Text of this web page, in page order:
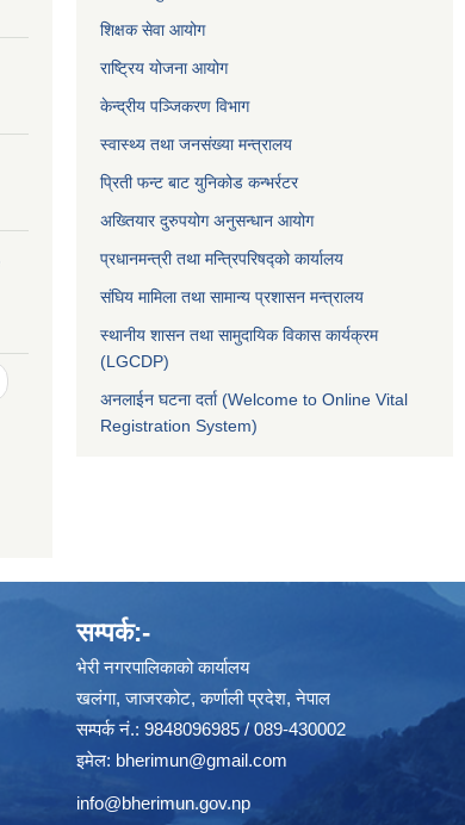
शिक्षक सेवा आयोग
राष्ट्रिय योजना आयोग
केन्द्रीय पञ्जिकरण विभाग
स्वास्थ्य तथा जनसंख्या मन्त्रालय
प्रिती फन्ट बाट युनिकोड कन्भर्रटर
अख्तियार दुरुपयोग अनुसन्धान आयोग
प्रधानमन्त्री तथा मन्त्रिपरिषद्को कार्यालय
संघिय मामिला तथा सामान्य प्रशासन मन्त्रालय
स्थानीय शासन तथा सामुदायिक विकास कार्यक्रम
(LGCDP)
अनलाईन घटना दर्ता (Welcome to Online Vital
Registration System)
सम्पर्क:-
भेरी नगरपालिकाको कार्यालय
खलंगा, जाजरकोट, कर्णाली प्रदेश, नेपाल
सम्पर्क नं.: 9848096985 / 089-430002
इमेल: bherimun@gmail.com
info@bherimun.gov.np